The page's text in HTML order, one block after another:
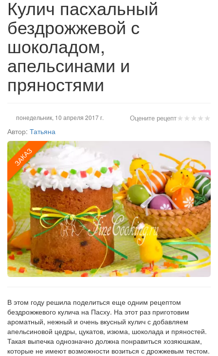
Кулич пасхальный
бездрожжевой с
шоколадом,
апельсинами и
пряностями
★★★★★
Оцените рецепт
понедельник, 10 апреля 2017 г.
Автор: Татьяна
ЗАКАЗ
заказу
В этом году решила поделиться еще одним рецептом
бездрожжевого кулича на Пасху. На этот раз приготовим
ароматный, нежный и очень вкусный кулич с добавляем
апельсиновой цедры, цукатов, изюма, шоколада и пряностей.
Такая выпечка однозначно должна понравиться хозяюшкам,
которые не имеют возможности возиться с дрожжевым тестом.